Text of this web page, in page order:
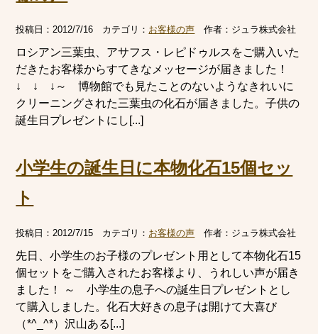
投稿日：2012/7/16 カテゴリ： お客様の声 作者： ジュラ株式会社
ロシアン三葉虫、アサフス・レピドゥルスをご購入いた
だきたお客様からすてきなメッセージが届きました！
↓ ↓ ↓～ 博物館でも見たことのないようなきれいに
クリーニングされた三葉虫の化石が届きました。子供の
誕生日プレゼントにし[...]
小学生の誕生日に本物化石15個セッ
ト
投稿日：2012/7/15 カテゴリ： お客様の声 作者： ジュラ株式会社
先日、小学生のお子様のプレゼント用として本物化石15
個セットをご購入されたお客様より、うれしい声が届き
ました！ ～ 小学生の息子への誕生日プレゼントとし
て購入しました。化石大好きの息子は開けて大喜び
（*^_^*）沢山ある[...]